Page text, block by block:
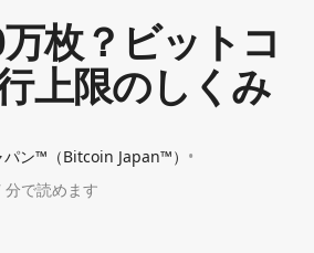
枚？ビットコ
上限のしくみ
パン™（Bitcoin Japan™） •
分で読めます